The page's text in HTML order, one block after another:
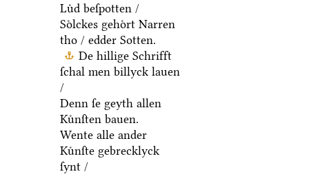
Luͤd beſpotten /
Soͤlckes gehoͤrt Narren
tho / edder Sotten.
De hillige Schrifft
ſchal men billyck lauen
/
Denn ſe geyth allen
Kuͤnſten bauen.
Wente alle ander
Kuͤnſte gebrecklyck
ſynt /